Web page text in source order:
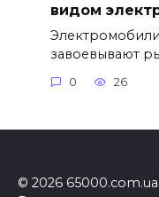
видом
завоевывают
0 26
© 2026 65000.com.ua